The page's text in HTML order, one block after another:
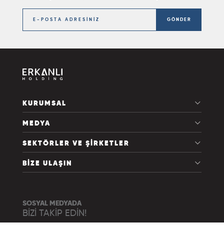
GÖNDER
KURUMSAL
MEDYA
SEKTÖRLER VE ŞİRKETLER
BİZE ULAŞIN
SOSYAL MEDYADA
BİZİ TAKİP EDİN!